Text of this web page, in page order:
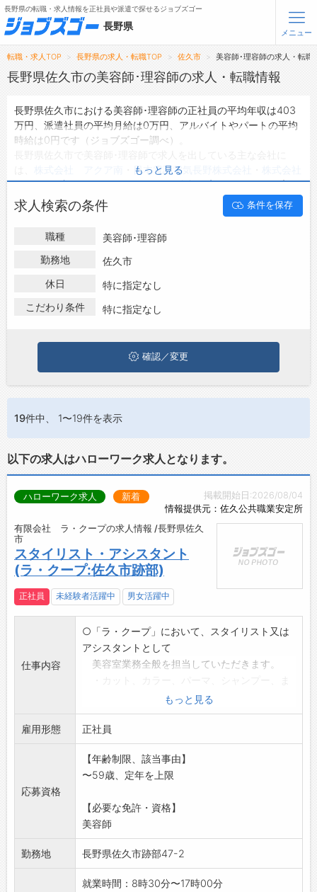
無料会員登録 ログイン
メニュー
トップ
タップで簡単に求人を探す
【初めての方へ】
長野県の求人検索で選ばれる理由
転職支援サービス
お問い合わせ
よくあるご質問
長野県の転職・求人情報を正社員や派遣で探せるジョブズゴー
長野県
メニュー
転職・求人TOP 長野県の求人・転職TOP 佐久市 美容師･理容師の求人・転職
長野県佐久市の美容師･理容師の求人・転職情報
長野県佐久市における美容師･理容師の正社員の平均年収は403
万円、派遣社員の平均月給は0万円、アルバイトやパートの平均
時給は0円です（ジョブズゴー調べ）。
日本電話電気長野株式会社
Tiphereth (HAIR&MAKE EARTH 佐久平店)などがあり、未経
験や短期等ご希望の条件で絞り込みができます。
長野県佐久市の地域密着型の求人サイトであるジョブズゴーでは
長野県佐久市の求人情報を8件取り扱っており、そのうち
は6件、 派遣社員の求人は0件、
は0件です。
第二新卒から50代・60代以上の方の再就職も可能です。 長野県
佐久市で美容師･理容師の求人・転職情報を探している方は、ぜ
ひ興味のある職種に応募してみてくださいね。
もっと見る
求人検索の条件 条件を保存
職種
美容師･理容師
勤務地
佐久市
休日
特に指定なし
こだわり条件
特に指定なし
確認／変更
19件中、 1〜19件を表示
以下の求人はハローワーク求人となります。
掲載開始日:2026/08/04
情報提供元：佐久公共職業安定所
ハローワーク求人 新着
有限会社 ラ・クープの求人情報 /長野県佐久
市
スタイリスト・アシスタント
(ラ・クープ:佐久市跡部)
正社員 未経験者活躍中 男女活躍中
仕事内容
○「ラ・クープ」において、スタイリスト又は
アシスタントとして
美容室業務全般を担当していただきます。
・ブライダルのヘアメイク等
・電話応対、接客
・見学歓迎、幅広い年齢層のスタッフが活躍
しています。
お気軽にお問い合わせください。
*「La-coupe」ではR7.7月～【日曜日定休】を
導入*
<業務変更の範囲:なし>
※「リンダ(佐久平駅南)」でも同
もっと見る
雇用形態 正社員
応募資格
【年齢制限、該当事由】
〜59歳、定年を上限
【必要な免許・資格】
美容師
勤務地 長野県佐久市跡部47-2
就業時間：8時30分〜17時00分